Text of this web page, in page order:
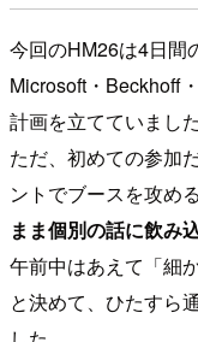
今回のHM26は4日間
Microsoft・Beckhoff
計画を立てていました
ただ、初めての参加
ントでブースを攻め
まま個別の話に飲み
午前中はあえて「細
と決めて、ひたすら